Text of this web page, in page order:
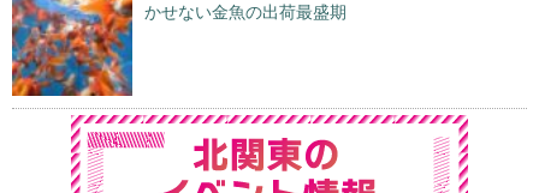
かせない金魚の出荷最盛期